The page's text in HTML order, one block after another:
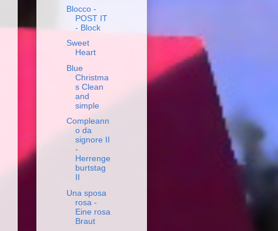
Blocco -
POST IT
- Block
Sweet
Heart
Blue
Christma
s Clean
and
simple
Compleann
o da
signore II
-
Herrenge
burtstag
II
Una sposa
rosa -
Eine rosa
Braut